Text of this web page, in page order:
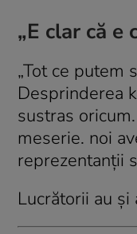
„E clar că e
„Tot ce putem
Desprinderea
sustras
meserie. noi
reprezentanții
Lucrătorii au